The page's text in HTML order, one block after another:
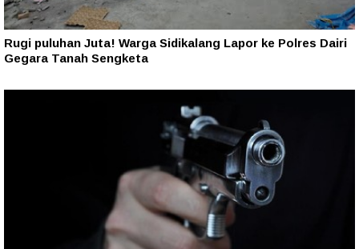
Rugi puluhan Juta! Warga Sidikalang Lapor ke Polres Dairi
Gegara Tanah Sengketa